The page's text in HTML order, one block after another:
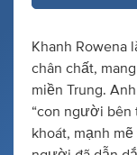
Khanh Rowena
chân chất,
miền Trung.
“con người bên
khoát, mạnh